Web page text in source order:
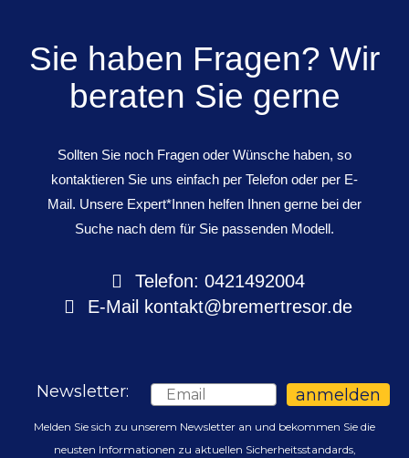
Sie haben Fragen? Wir
beraten Sie gerne
Sollten Sie noch Fragen oder Wünsche haben, so
kontaktieren Sie uns einfach per Telefon oder per E-
Mail. Unsere Expert*Innen helfen Ihnen gerne bei der
Suche nach dem für Sie passenden Modell.
Telefon: 0421492004
E-Mail
kontakt@bremertresor.de
Newsletter: Email anmelden
Melden Sie sich zu unserem Newsletter an und bekommen Sie die
neusten Informationen zu aktuellen Sicherheitsstandards,